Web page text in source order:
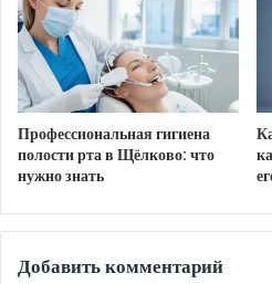
BB-код для вставки на форум:
Ссылка на изображение:
С добрым утром 2 июня!
Профессиональная гигиена
полости рта в Щёлково: что
нужно знать
Добавить комментарий